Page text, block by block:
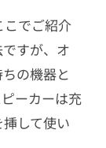
こでご紹介
すが、オ
の機器と
ーカーは充
して使い